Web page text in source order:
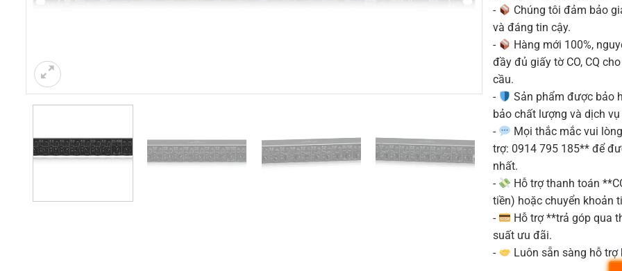
-
Chúng tôi đảm bảo
và đáng tin cậy.
-
Hàng mới 100%,
đầy đủ giấy tờ CO, CQ
cầu.
-
Sản phẩm được bảo
bảo chất lượng và dịch
-
Mọi thắc mắc vui
trợ: 0914 795 185** để
nhất.
-
Hỗ trợ thanh toán
tiền) hoặc chuyển khoản
-
Hỗ trợ **trả góp qua
suất ưu đãi.
-
Luôn sẵn sàng hỗ